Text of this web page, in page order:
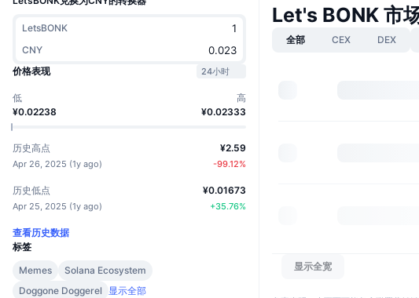
LetsBONK
CNY
价格表现
24小时
低
¥0.02238
高
¥0.02333
历史高点
Apr 26, 2025 (1y ago)
¥2.59
-99.12%
历史低点
Apr 25, 2025 (1y ago)
¥0.01673
+35.76%
查看历史数据
标签
Memes
Solana Ecosystem
Doggone Doggerel
显示全部
Let's BONK 市
全部 CEX DEX
显示全宽